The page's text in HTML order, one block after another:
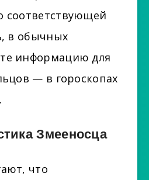
соответствующей
в обычных
информацию для
— в гороскопах
Змееносца
что